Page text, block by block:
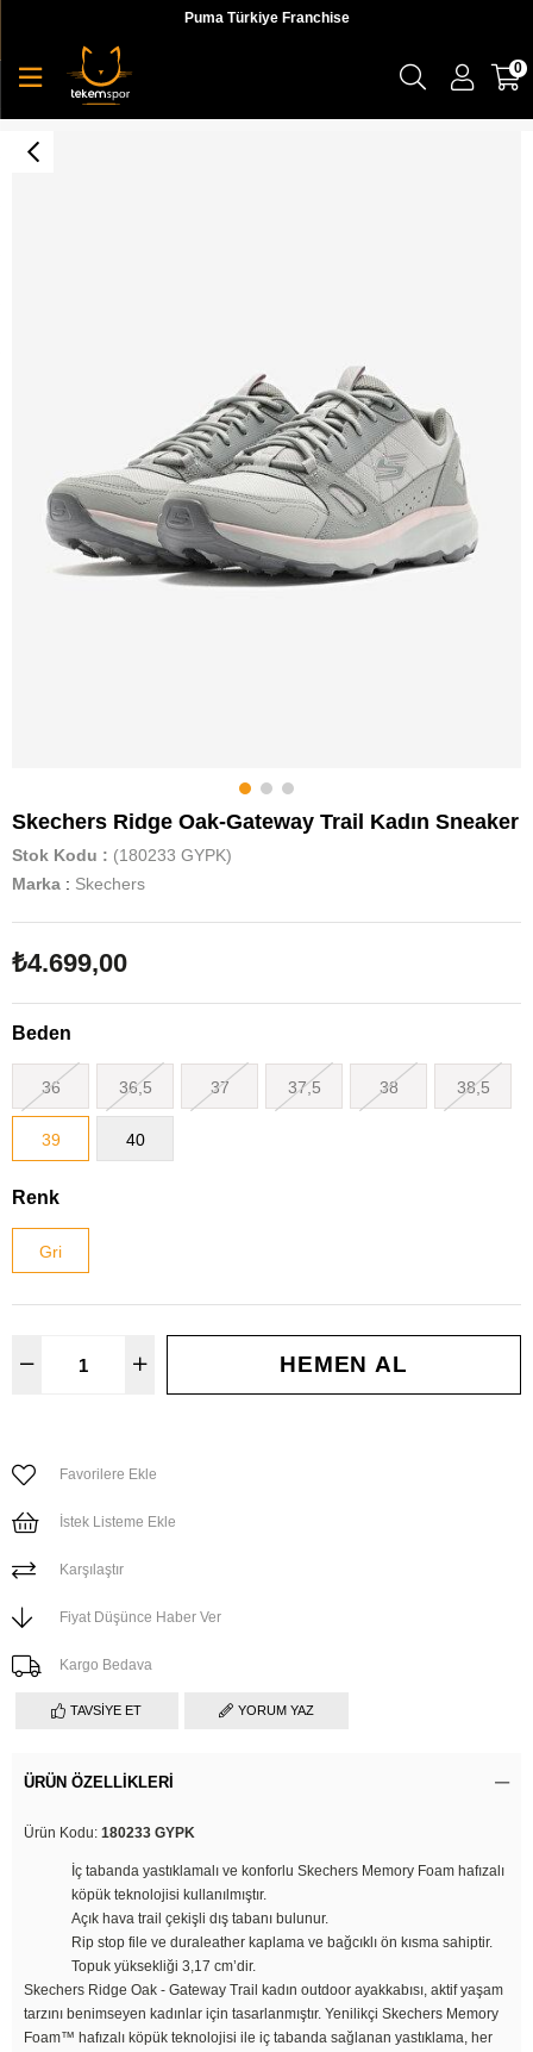
Puma Türkiye Franchise
0
Skechers Ridge Oak-Gateway Trail Kadın Sneaker
Stok Kodu
(180233 GYPK)
Marka : Skechers
₺4.699,00
Beden
36 36,5 37 37,5 38 38,5
39 40
Renk
Gri
Favorilere Ekle
İstek Listeme Ekle
Karşılaştır
Fiyat Düşünce Haber Ver
Kargo Bedava
TAVSIYE ET YORUM YAZ
ÜRÜN ÖZELLIKLERI
Ürün Kodu: 180233 GYPK
İç tabanda yastıklamalı ve konforlu Skechers Memory Foam hafızalı
köpük teknolojisi kullanılmıştır.
Açık hava trail çekişli dış tabanı bulunur.
Rip stop file ve duraleather kaplama ve bağcıklı ön kısma sahiptir.
Topuk yüksekliği 3,17 cm’dir.
Skechers Ridge Oak - Gateway Trail kadın outdoor ayakkabısı, aktif yaşam
tarzını benimseyen kadınlar için tasarlanmıştır. Yenilikçi Skechers Memory
Foam™ hafızalı köpük teknolojisi ile iç tabanda sağlanan yastıklama, her